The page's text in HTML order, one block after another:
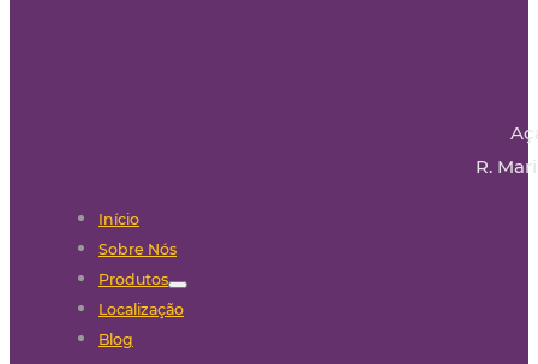
R.
Início
Sobre Nós
Produtos
Localização
Blog